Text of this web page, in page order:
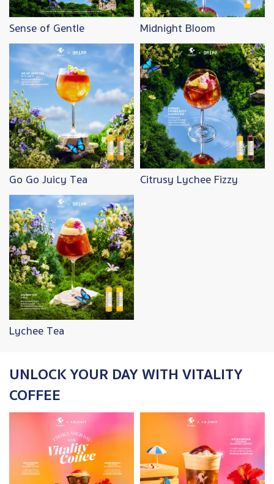
Sense of Gentle
Midnight Bloom
Image
Go Go Juicy Tea
Image
Citrusy Lychee Fizzy
Image
Lychee Tea
UNLOCK YOUR DAY WITH VITALITY
COFFEE
Image